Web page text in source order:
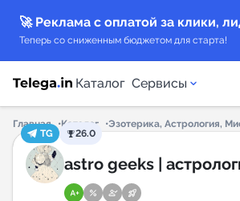
🚀 Реклама с оплатой за клики,
Теперь со сниженным бюджетом для старта!
Каталог Сервисы
Каталог каналов
Каталог ботов
Главная Каталог Эзотерика, Астрология,
TG
26.0
astro geeks |